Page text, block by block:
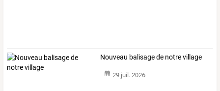
Nouveau balisage de notre village
29 juil. 2026